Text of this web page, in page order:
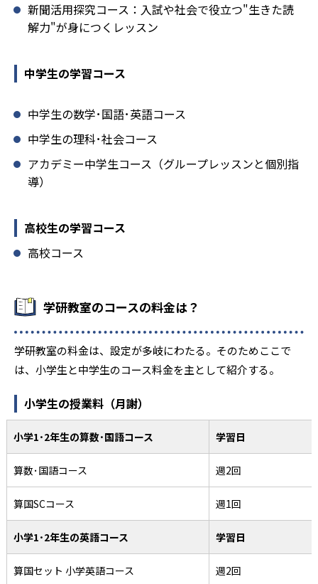
新聞活用探究コース：入試や社会で役立つ"生きた読
解力"が身につくレッスン
中学生の学習コース
中学生の数学･国語･英語コース
中学生の理科･社会コース
アカデミー中学生コース（グループレッスンと個別指
導）
高校生の学習コース
高校コース
学研教室のコースの料金は？
学研教室の料金は、設定が多岐にわたる。そのためここで
は、小学生と中学生のコース料金を主として紹介する。
小学生の授業料（月謝）
小学1･2年生の算数･国語コース 学習日
算数･国語コース 週2回
算国SCコース 週1回
小学1･2年生の英語コース 学習日
算国セット 小学英語コース 週2回